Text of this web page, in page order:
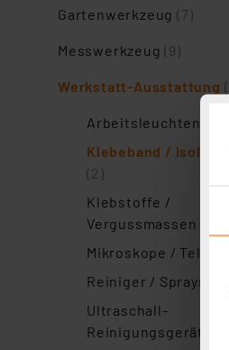
Gartenwerkzeug(7)
Messwerkzeug(9)
Werkstatt-Ausstattung
Arbeitsleuchten
Klebeband /
(2)
Klebstoffe /
Vergussmassen
Mikroskope /
Reiniger / Sprays
Ultraschall-
Reinigungsgeräte